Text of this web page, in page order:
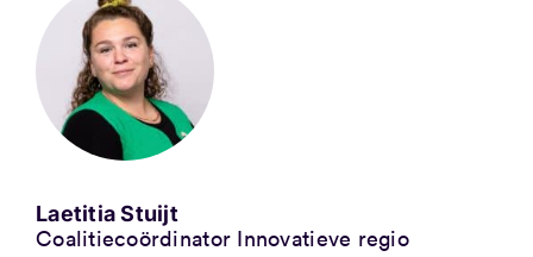
Laetitia Stuijt
Coalitiecoördinator Innovatieve regio